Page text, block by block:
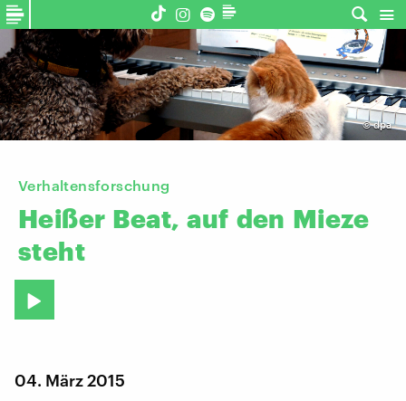
©dpa
Verhaltensforschung
Heißer Beat, auf den Mieze
steht
04. März 2015